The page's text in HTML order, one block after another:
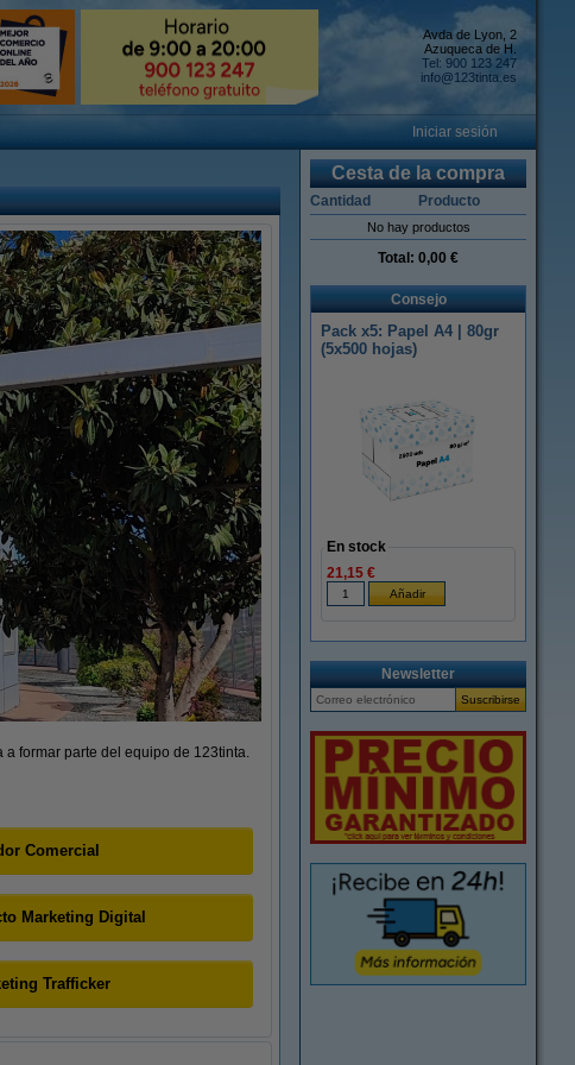
Avda de Lyon, 2
Azuqueca de H.
Tel: 900 123 247
info@123tinta.es
Iniciar sesión
a formar parte del equipo de 123tinta.
Comercial
Marketing Digital
Trafficker
Cesta de la compra
Cantidad Producto
No hay productos
Total: 0,00 €
Consejo
Pack x5: Papel A4 | 80gr
(5x500 hojas)
En stock
21,15 €
Newsletter